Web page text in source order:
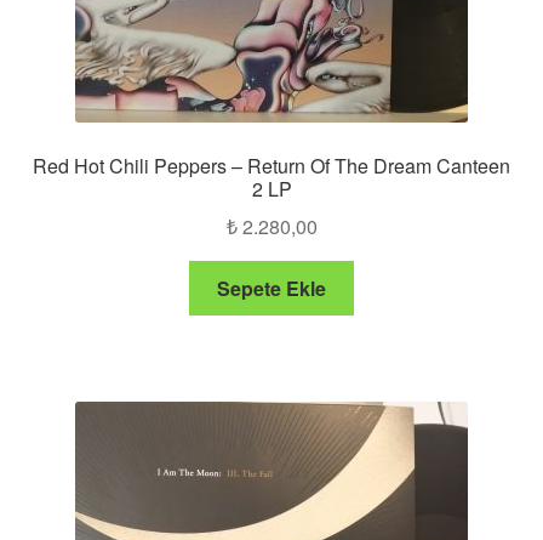
Red Hot Chili Peppers – Return Of The Dream Canteen
2 LP
₺2.280,00
Sepete Ekle